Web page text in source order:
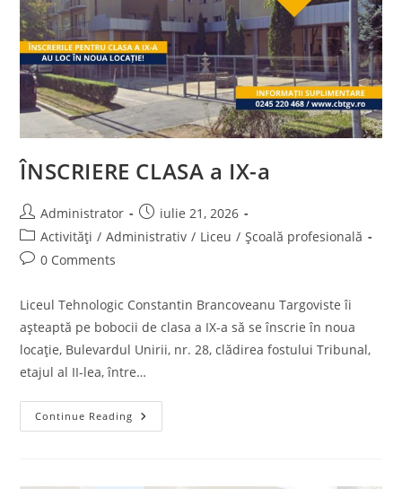
ÎNSCRIERE CLASA a IX-a
Post
author:
Administrator
Post
published:
iulie 21, 2026
Post
category:
Activități / Administrativ / Liceu / Școală profesională
Post0 Comments
Liceul Tehnologic Constantin Brancoveanu Targoviste îi
așteaptă pe bobocii de clasa a IX-a să se înscrie în noua
locație, Bulevardul Unirii, nr. 28, clădirea fostului Tribunal,
etajul al II-lea, între…
Continue Reading ÎNSCRIERE
CLASA